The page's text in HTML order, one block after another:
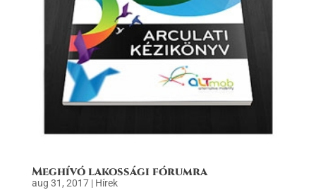
Meghívó lakossági fórumra
aug 31, 2017| Hírek